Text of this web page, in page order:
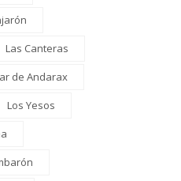
Las Canteras
de Andarax
Los Yesos